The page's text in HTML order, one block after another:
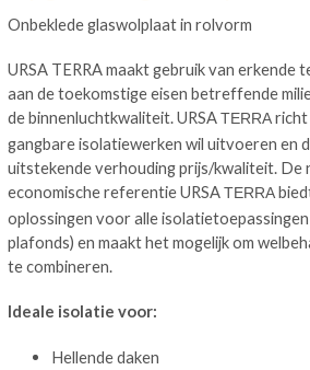
Onbeklede glaswolplaat in rolvorm
URSA TERRA maakt gebruik van
aan de toekomstige eisen betreffende
de binnenluchtkwaliteit. URSA TERRA richt
gangbare isolatiewerken wil uitvoeren en
uitstekende verhouding prijs/kwaliteit. De
economische referentie URSA TERRA
oplossingen voor alle isolatietoepassingen
plafonds) en maakt het mogelijk om
te combineren.
Ideale isolatie voor:
Hellende daken